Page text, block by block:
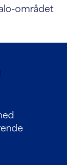
området